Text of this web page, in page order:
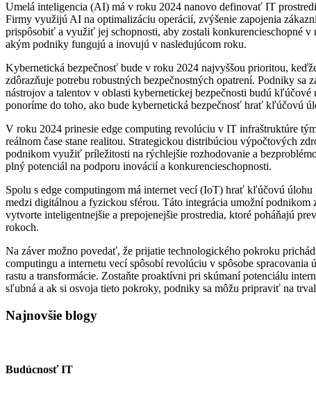
Umelá inteligencia (AI) má v roku 2024 nanovo definovať IT
Firmy využijú AI na optimalizáciu operácií, zvýšenie zapojenia
prispôsobiť a využiť jej schopnosti, aby zostali konkurencieschopné
akým podniky fungujú a inovujú v nasledujúcom roku.
Kybernetická bezpečnosť bude v roku 2024 najvyššou prioritou,
zdôrazňuje potrebu robustných bezpečnostných opatrení. Podniky sa
nástrojov a talentov v oblasti kybernetickej bezpečnosti budú
ponoríme do toho, ako bude kybernetická bezpečnosť hrať kľúčovú
V roku 2024 prinesie edge computing revolúciu v IT infraštruktúre
reálnom čase stane realitou. Strategickou distribúciou výpočtových
podnikom využiť príležitosti na rýchlejšie rozhodovanie a
plný potenciál na podporu inovácií a konkurencieschopnosti.
Spolu s edge computingom má internet vecí (IoT) hrať kľúčovú
medzi digitálnou a fyzickou sférou. Táto integrácia umožní
vytvorte inteligentnejšie a prepojenejšie prostredia, ktoré poháňajú
rokoch.
Na záver možno povedať, že prijatie technologického pokroku
computingu a internetu vecí spôsobí revolúciu v spôsobe
rastu a transformácie. Zostaňte proaktívni pri skúmaní potenciálu
sľubná a ak si osvoja tieto pokroky, podniky sa môžu pripraviť na
Najnovšie blogy
Budúcnosť IT